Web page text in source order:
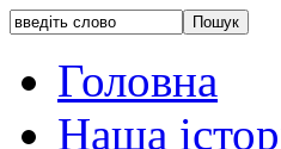
Головна
Наша